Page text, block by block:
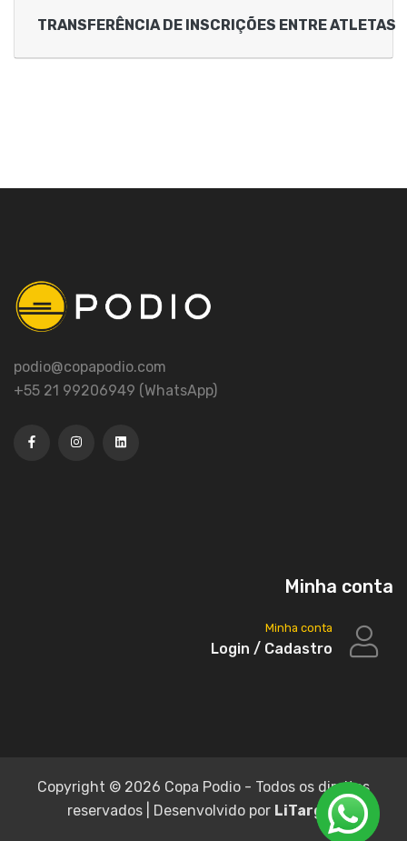
TRANSFERÊNCIA DE INSCRIÇÕES ENTRE ATLETAS
podio@copapodio.com
+55 21 99206949 (WhatsApp)
Minha conta
Minha conta
Login / Cadastro
Copyright © 2026 Copa Podio - Todos os direitos
reservados | Desenvolvido por LiTarget